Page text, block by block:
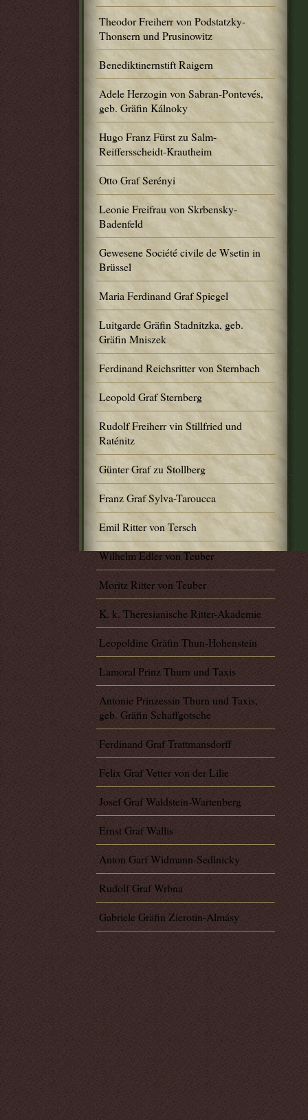
Theodor Freiherr von Podstatzky-
Thonsern und Prusinowitz
Benediktinernstift Raigern
Adele Herzogin von Sabran-Pontevés,
geb. Gräfin Kálnoky
Hugo Franz Fürst zu Salm-
Reiffersscheidt-Krautheim
Otto Graf Serényi
Leonie Freifrau von Skrbensky-
Badenfeld
Gewesene Société civile de Wsetin in
Brüssel
Maria Ferdinand Graf Spiegel
Luitgarde Gräfin Stadnitzka, geb.
Gräfin Mniszek
Ferdinand Reichsritter von Sternbach
Leopold Graf Sternberg
Rudolf Freiherr vin Stillfried und
Raténitz
Günter Graf zu Stollberg
Franz Graf Sylva-Taroucca
Emil Ritter von Tersch
Wilhelm Edler von Teuber
Moritz Ritter von Teuber
K. k. Theresianische Ritter-Akademie
Leopoldine Gräfin Thun-Hohenstein
Lamoral Prinz Thurn und Taxis
Antonie Prinzessin Thurn und Taxis,
geb. Gräfin Schaffgotsche
Ferdinand Graf Trattmansdorff
Felix Graf Vetter von der Lilie
Josef Graf Waldstein-Wartenberg
Ernst Graf Wallis
Anton Garf Widmann-Sedlnicky
Rudolf Graf Wrbna
Gabriele Gräfin Zierotin-Almásy